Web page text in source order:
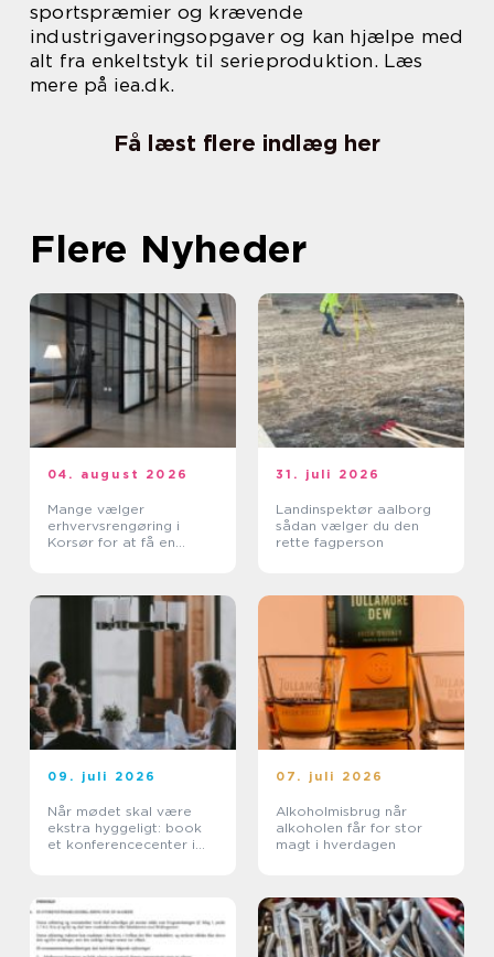
sportspræmier og krævende
industrigaveringsopgaver og kan hjælpe med
alt fra enkeltstyk til serieproduktion. Læs
mere på iea.dk.
Få læst flere indlæg her
Flere Nyheder
04. august 2026
Mange vælger
erhvervsrengøring i
Korsør for at få en
31. juli 2026
Landinspektør aalborg
sådan vælger du den
rette fagperson
09. juli 2026
Når mødet skal være
ekstra hyggeligt: book
et konferencecenter i
07. juli 2026
Alkoholmisbrug når
alkoholen får for stor
magt i hverdagen